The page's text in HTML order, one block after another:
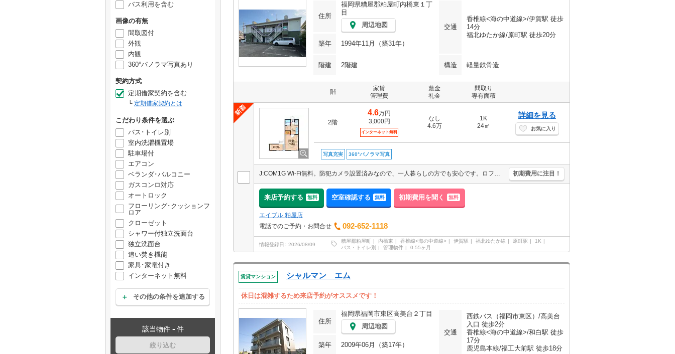
バス利用を含む
画像の有無
間取図付
外観
内観
360°パノラマ写真あり
契約方式
定期借家契約を含む
定期借家契約とは
こだわり条件を選ぶ
バス･トイレ別
室内洗濯機置場
駐車場付
エアコン
ベランダ･バルコニー
ガスコンロ対応
オートロック
フローリング･クッションフ
ロア
クローゼット
シャワー付独立洗面台
独立洗面台
追い焚き機能
家具･家電付き
インターネット無料
その他の条件を追加する
該当物件 - 件
絞り込む
住所
福岡県糟屋郡粕屋町内橋東１丁
目
周辺地図
交通
香椎線<海の中道線>/伊賀駅 徒歩
14分
福北ゆたか線/原町駅 徒歩20分
築年
1994年11月（築31年）
階建 2階建 構造 軽量鉄骨造
階
家賃
管理費
敷金
礼金
間取り
専有面積
2階
4.6万円
3,000円
インターネット無料
なし
4.6万
1K
24㎡
詳細を見る
お気に入り
写真充実 360°パノラマ写真
J:COM1G Wi-Fi無料。防犯カメラ設置済みなので、一人暮らしの方でも安心です。ロフトに注目。新生活はこの街、この部屋から。単身赴任の方にオススメ。引越指定業者あり。 初期費用に注目！
来店予約する 無料 空室確認する 無料 初期費用を聞く 無料
エイブル 粕屋店
電話でのご予約・お問合せ
092-652-1118
情報登録日 2026/08/09
糟屋郡粕屋町 内橋東 香椎線<海の中道線> 伊賀駅 福北ゆたか線 原町駅
1K
バス・トイレ別
管理物件 0.55ヶ月
賃貸マンション シャルマン エム
休日は混雑するため来店予約がオススメです！
住所
福岡県福岡市東区高美台２丁目
周辺地図
交通
西鉄バス（福岡市東区）/高美台
入口 徒歩2分
香椎線<海の中道線>/和白駅 徒歩
17分
鹿児島本線/福工大前駅 徒歩18分
築年 2009年06月（築17年）